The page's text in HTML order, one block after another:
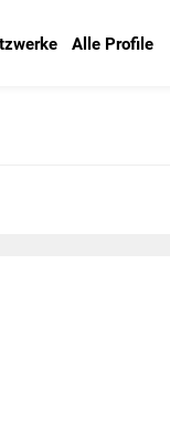
Alle Profile